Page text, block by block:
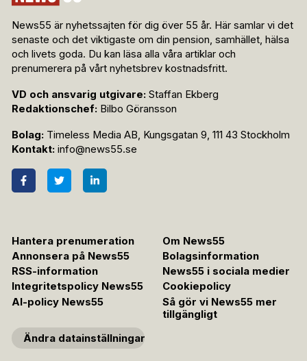
News55 är nyhetssajten för dig över 55 år. Här samlar vi det
senaste och det viktigaste om din pension, samhället, hälsa
och livets goda. Du kan läsa alla våra artiklar och
prenumerera på vårt nyhetsbrev kostnadsfritt.
VD och ansvarig utgivare: Staffan Ekberg
Redaktionschef: Bilbo Göransson
Bolag: Timeless Media AB, Kungsgatan 9, 111 43 Stockholm
Kontakt: info@news55.se
Hantera prenumeration
Om News55
Annonsera på News55
Bolagsinformation
RSS-information
News55 i sociala medier
Integritetspolicy News55
Cookiepolicy
AI-policy News55
Så gör vi News55 mer
tillgängligt
Ändra datainställningar